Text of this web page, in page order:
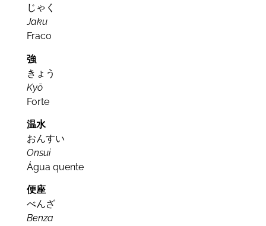
じゃく
Jaku
Fraco
強
きょう
Kyō
Forte
温水
おんすい
Onsui
Água quente
便座
べんざ
Benza